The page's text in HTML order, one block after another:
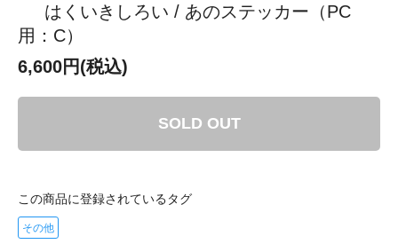
はくいきしろい / あのステッカー（PC
用：C）
6,600円(税込)
SOLD OUT
この商品に登録されているタグ
その他